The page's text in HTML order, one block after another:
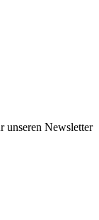
unseren Newsletter